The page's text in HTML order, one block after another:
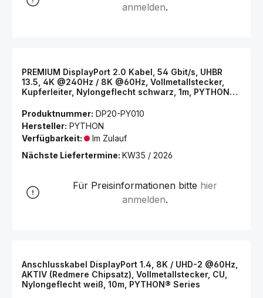
anmelden.
PREMIUM DisplayPort 2.0 Kabel, 54 Gbit/s, UHBR
13.5, 4K @240Hz / 8K @60Hz, Vollmetallstecker,
Kupferleiter, Nylongeflecht schwarz, 1m, PYTHON®
Produktnummer: DP20-PY010
Hersteller: PYTHON
Verfügbarkeit:
Im Zulauf
Nächste Liefertermine: KW35 / 2026
Für Preisinformationen bitte hier
anmelden.
Anschlusskabel DisplayPort 1.4, 8K / UHD-2 @60Hz,
AKTIV (Redmere Chipsatz), Vollmetallstecker, CU,
Nylongeflecht weiß, 10m, PYTHON® Series